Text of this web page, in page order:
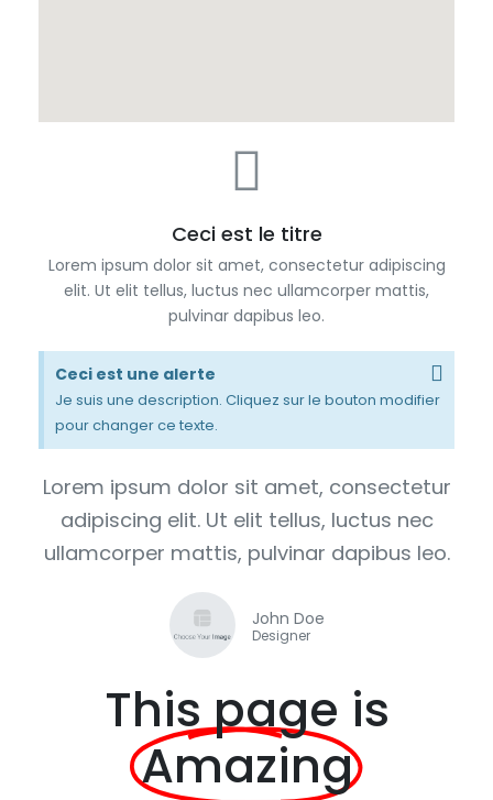
Ceci est le titre
Lorem ipsum dolor sit amet, consectetur adipiscing
elit. Ut elit tellus, luctus nec ullamcorper mattis,
pulvinar dapibus leo.
Ceci est une alerte
Je suis une description. Cliquez sur le bouton modifier
pour changer ce texte.
Lorem ipsum dolor sit amet, consectetur
adipiscing elit. Ut elit tellus, luctus nec
ullamcorper mattis, pulvinar dapibus leo.
John Doe
Designer
This page is
Amazing